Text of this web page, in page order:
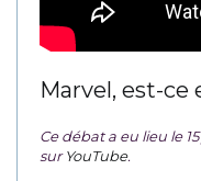
Marvel, est-ce
Ce débat a eu lieu le
surYouTube.